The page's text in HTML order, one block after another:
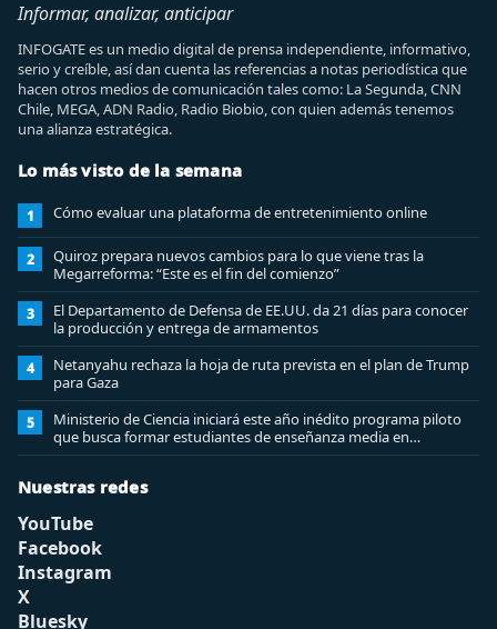
Informar, analizar, anticipar
INFOGATE es un medio digital de prensa independiente, informativo,
serio y creíble, así dan cuenta las referencias a notas periodística que
hacen otros medios de comunicación tales como: La Segunda, CNN
Chile, MEGA, ADN Radio, Radio Biobio, con quien además tenemos
una alianza estratégica.
Lo más visto de la semana
1 Cómo evaluar una plataforma de entretenimiento online
2
Quiroz prepara nuevos cambios para lo que viene tras la
Megarreforma: “Este es el fin del comienzo”
3
El Departamento de Defensa de EE.UU. da 21 días para conocer
la producción y entrega de armamentos
4
Netanyahu rechaza la hoja de ruta prevista en el plan de Trump
para Gaza
5
Ministerio de Ciencia iniciará este año inédito programa piloto
que busca formar estudiantes de enseñanza media en
ciberseguridad
Nuestras redes
YouTube
Facebook
Instagram
X
Bluesky